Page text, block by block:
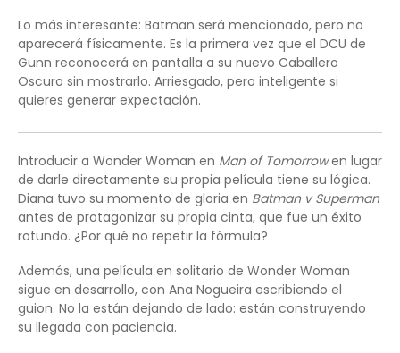
Lo más interesante: Batman será mencionado, pero no
aparecerá físicamente. Es la primera vez que el DCU de
Gunn reconocerá en pantalla a su nuevo Caballero
Oscuro sin mostrarlo. Arriesgado, pero inteligente si
quieres generar expectación.
Introducir a Wonder Woman en Man of Tomorrowen lugar
de darle directamente su propia película tiene su lógica.
Diana tuvo su momento de gloria en Batman v Superman
antes de protagonizar su propia cinta, que fue un éxito
rotundo. ¿Por qué no repetir la fórmula?
Además, una película en solitario de Wonder Woman
sigue en desarrollo, con Ana Nogueira escribiendo el
guion. No la están dejando de lado: están construyendo
su llegada con paciencia.